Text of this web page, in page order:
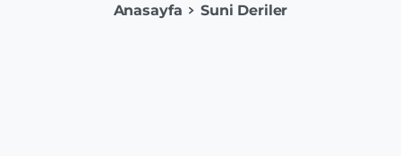
Anasayfa Suni Deriler